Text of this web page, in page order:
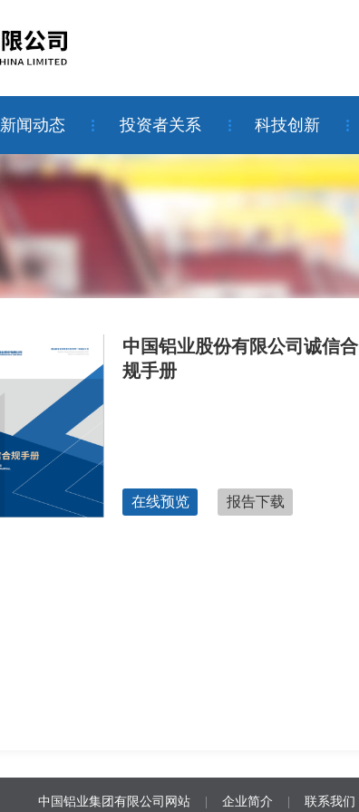
新闻动态 投资者关系 科技创新
中国铝业股份有限公司诚信合
规手册
在线预览 报告下载
中国铝业集团有限公司网站 企业简介 联系我们